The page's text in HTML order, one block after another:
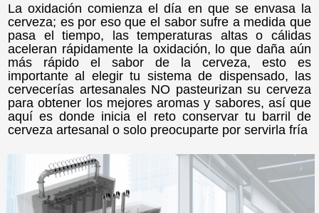
La oxidación comienza el día en que se envasa la
cerveza; es por eso que el sabor sufre a medida que
pasa el tiempo, las temperaturas altas o cálidas
aceleran rápidamente la oxidación, lo que daña aún
más rápido el sabor de la cerveza, esto es
importante al elegir tu sistema de dispensado, las
cervecerías artesanales NO pasteurizan su cerveza
para obtener los mejores aromas y sabores, así que
aquí es donde inicia el reto conservar tu barril de
cerveza artesanal o solo preocuparte por servirla fría